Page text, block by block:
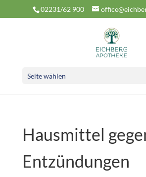
02231/62 900
Seite wählen
Hausmittel
Entzündungen